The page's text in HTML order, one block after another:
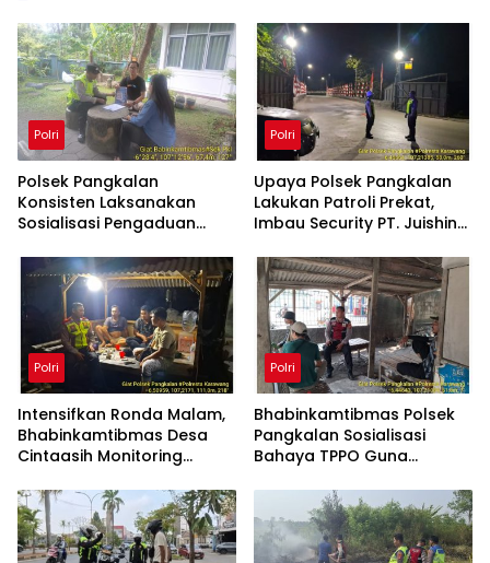
Polri
Polsek Pangkalan
Konsisten Laksanakan
Sosialisasi Pengaduan
Kepada Warga di Wilayah
Hukum
Polri
Upaya Polsek Pangkalan
Lakukan Patroli Prekat,
Imbau Security PT. Juishin
Pabrik
Polri
Intensifkan Ronda Malam,
Bhabinkamtibmas Desa
Cintaasih Monitoring
Masyarakat
Polri
Bhabinkamtibmas Polsek
Pangkalan Sosialisasi
Bahaya TPPO Guna
Parunglaksana akan
Dampak Buruknya